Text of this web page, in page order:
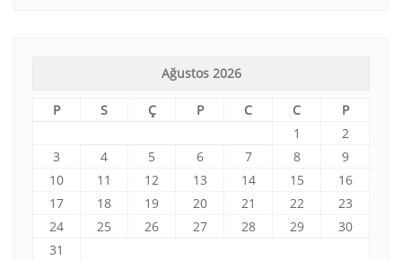
Ağustos 2026
P S Ç P C C
P
1
2
3
4 5 6 7 8
9
10
11 12 13 14 15
16
17
18 19 20 21 22
23
24
25 26 27 28 29
30
31